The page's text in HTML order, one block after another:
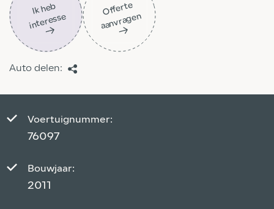
Ik
h
e
b
i
nt
er
ess
e
Off
ert
e
aa
n
vra
g
e
n
Auto delen:
Voertuignummer:
76097
Bouwjaar:
2011